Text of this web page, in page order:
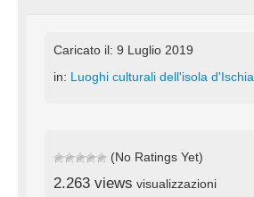
Caricato il: 9 Luglio 2019
in: Luoghi culturali dell'isola d'Ischia
(No Ratings Yet)
2.263 views visualizzazioni